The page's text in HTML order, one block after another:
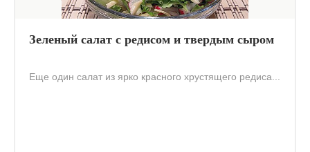
Зеленый салат с редисом и твердым сыром
Еще один салат из ярко красного хрустящего редиса...